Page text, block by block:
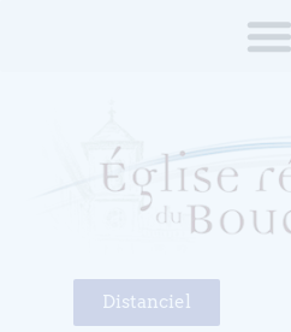
Distanciel